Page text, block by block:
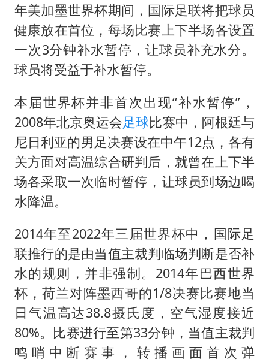
年美加墨世界杯期间，国际足联将把球员
健康放在首位，每场比赛上下半场各设置
一次3分钟补水暂停，让球员补充水分。
球员将受益于补水暂停。
本届世界杯并非首次出现“补水暂停”，
2008年北京奥运会足球比赛中，阿根廷与
尼日利亚的男足决赛设在中午12点，各有
关方面对高温综合研判后，就曾在上下半
场各采取一次临时暂停，让球员到场边喝
水降温。
2014年至2022年三届世界杯中，国际足
联推行的是由当值主裁判临场判断是否补
水的规则，并非强制。2014年巴西世界
杯，荷兰对阵墨西哥的1/8决赛比赛地当
日气温高达38.8摄氏度，空气湿度接近
80%。比赛进行至第33分钟，当值主裁判
鸣哨中断赛事，转播画面首次弹